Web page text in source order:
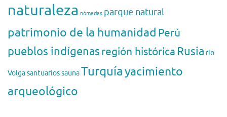
naturaleza nómadas parque natural
patrimonio de la humanidad Perú
pueblos indígenasregión históricaRusia río
VolgasantuariossaunaTurquíayacimiento
arqueológico